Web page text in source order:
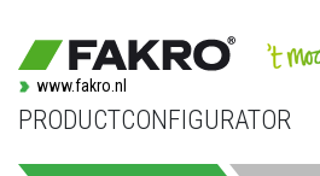
www.fakro.nl
PRODUCTCONFIGURATOR